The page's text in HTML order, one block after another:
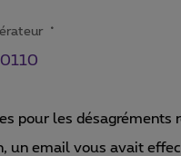
pour les désagréments
un email vous avait